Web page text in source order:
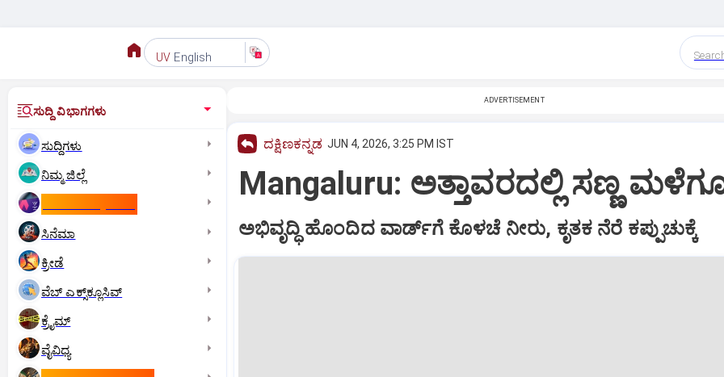
UV English
ಸುದ್ದಿ ವಿಭಾಗಗಳು
ಸುದ್ದಿಗಳು
ನಿಮ್ಮ ಜಿಲ್ಲೆ
ಸಿನೆಮಾ
ಕ್ರೀಡೆ
ವೆಬ್ ಎಕ್ಸ್‌ಕ್ಲೂಸಿವ್
ಕ್ರೈಮ್
ವೈವಿಧ್ಯ
ADVERTISEMENT
ದಕ್ಷಿಣಕನ್ನಡ JUN 4, 2026, 3:25 PM IST
Mangaluru: ಅತ್ತಾವರದಲ್ಲಿ ಸಣ್ಣ
ಅಭಿವೃದ್ಧಿ ಹೊಂದಿದ ವಾರ್ಡ್‌ಗೆ ಕೊಳಚೆ ನೀರು, ಕೃತಕ ನೆರೆ ಕಪ್ಪುಚುಕ್ಕೆ